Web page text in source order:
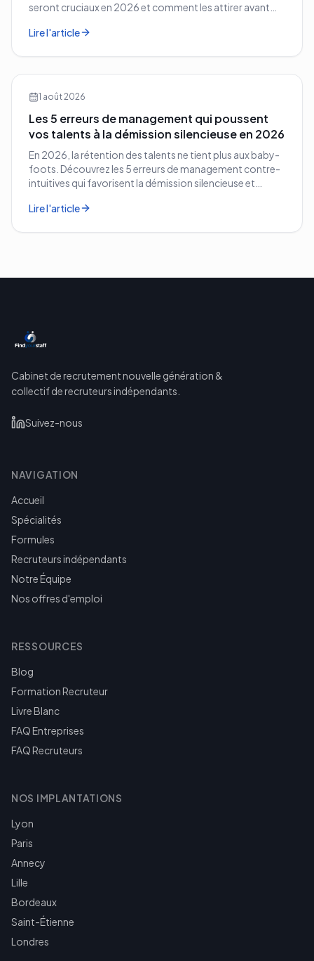
seront cruciaux en 2026 et comment les attirer avant
Lire l'article
1 août 2026
Les 5 erreurs de management qui poussent
vos talents à la démission silencieuse en 2026
En 2026, la rétention des talents ne tient plus aux baby-
foots. Découvrez les 5 erreurs de management contre-
intuitives qui favorisent la démission silencieuse et
Lire l'article
Cabinet de recrutement nouvelle génération &
collectif de recruteurs indépendants.
Suivez-nous
NAVIGATION
Accueil
Spécialités
Formules
Recruteurs indépendants
Notre Équipe
Nos offres d'emploi
RESSOURCES
Blog
Formation Recruteur
Livre Blanc
FAQ Entreprises
FAQ Recruteurs
NOS IMPLANTATIONS
Lyon
Paris
Annecy
Lille
Bordeaux
Saint-Étienne
Londres